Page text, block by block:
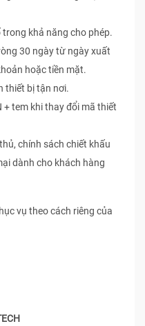
khả năng cho phép.
30 ngày từ ngày xuất
hoặc tiền mặt.
thiết bị tận nơi.
tem khi thay đổi mã thiết
chính sách chiết khấu
dành cho khách hàng
vụ theo cách riêng của